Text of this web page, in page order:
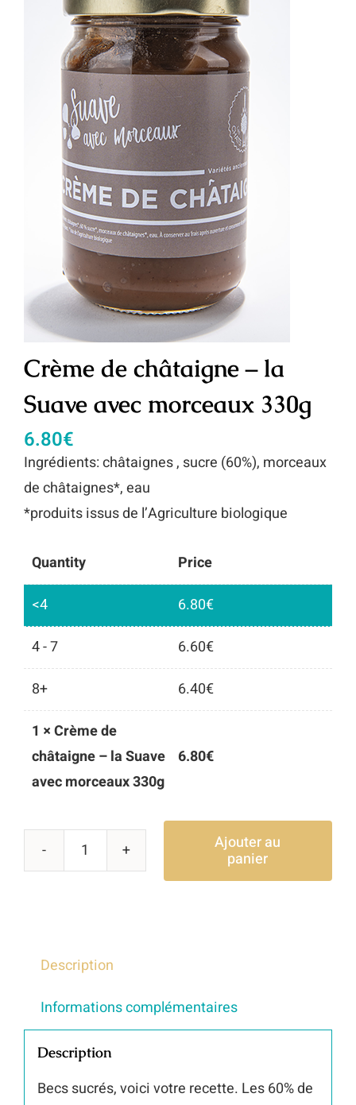
Crème de châtaigne – la
Suave avec morceaux 330g
6.80€
Ingrédients: châtaignes , sucre (60%), morceaux
de châtaignes*, eau
*produits issus de l’Agriculture biologique
Quantity
Price
<4
6.80€
4 - 7
6.60€
8+
6.40€
1 ×Crème de
châtaigne – la Suave
avec morceaux 330g
6.80€
quantité
châtaigne
la
avec
morceaux
Ajouter au
panier
Description
Informations complémentaires
Description
Becs sucrés, voici votre recette. Les 60% de